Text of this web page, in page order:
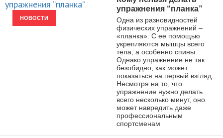
НОВОСТИ
упражнения “планка”
Одна из разновидностей
физических упражнений –
«планка». С ее помощью
укрепляются мышцы всего
тела, а особенно спины.
Однако упражнение не так
безобидно, как может
показаться на первый взгляд.
Несмотря на то, что
упражнение нужно делать
всего несколько минут, оно
может навредить даже
профессиональным
спортсменам